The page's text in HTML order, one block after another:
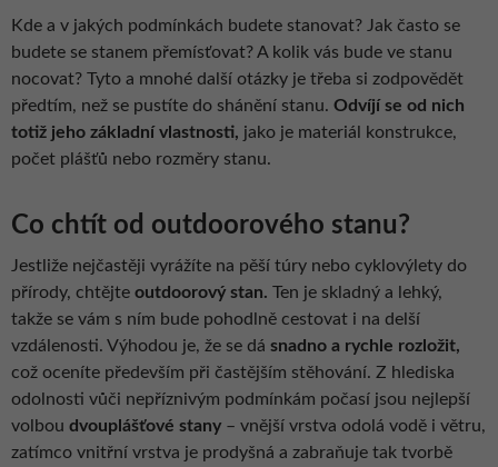
Kde a v jakých podmínkách budete stanovat? Jak často se
budete se stanem přemísťovat? A kolik vás bude ve stanu
nocovat? Tyto a mnohé další otázky je třeba si zodpovědět
předtím, než se pustíte do shánění stanu. Odvíjí se od nich
totiž jeho základní vlastnosti, jako je materiál konstrukce,
počet plášťů nebo rozměry stanu.
Co chtít od outdoorového stanu?
Jestliže nejčastěji vyrážíte na pěší túry nebo cyklovýlety do
přírody, chtějte outdoorový stan. Ten je skladný a lehký,
takže se vám s ním bude pohodlně cestovat i na delší
vzdálenosti. Výhodou je, že se dá snadno a rychle rozložit,
což oceníte především při častějším stěhování. Z hlediska
odolnosti vůči nepříznivým podmínkám počasí jsou nejlepší
volbou dvouplášťové stany – vnější vrstva odolá vodě i větru,
zatímco vnitřní vrstva je prodyšná a zabraňuje tak tvorbě